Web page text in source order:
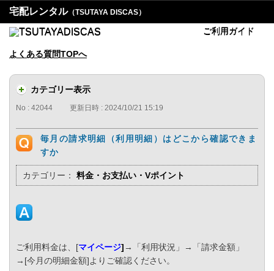
宅配レンタル（TSUTAYA DISCAS）
ご利用ガイド
よくある質問TOPへ
カテゴリー表示
No : 42044 更新日時 : 2024/10/21 15:19
毎月の請求明細（利用明細）はどこから確認できま
すか
カテゴリー： 料金・お支払い・Vポイント
ご利用料金は、[マイページ]→「利用状況」→「請求金額」
→[今月の明細金額]よりご確認ください。